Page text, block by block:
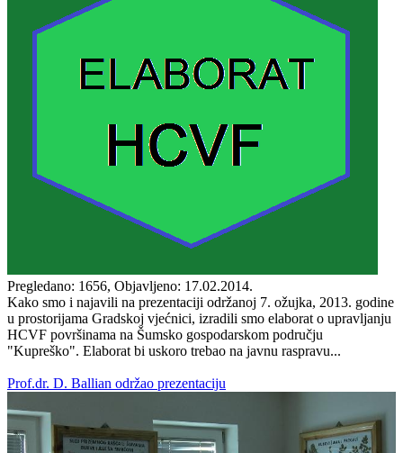
Pregledano: 1656, Objavljeno: 17.02.2014.
Kako smo i najavili na prezentaciji održanoj 7. ožujka, 2013. godine
u prostorijama Gradskoj vjećnici, izradili smo elaborat o upravljanju
HCVF površinama na Šumsko gospodarskom području
"Kupreško". Elaborat bi uskoro trebao na javnu raspravu...
Prof.dr. D. Ballian održao prezentaciju